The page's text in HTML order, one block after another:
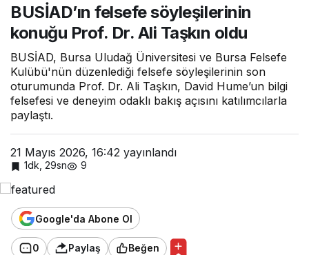
Prof. Dr.
Ali
Taşkın
oldu
BUSİAD’ın felsefe söyleşilerinin
konuğu Prof. Dr. Ali Taşkın oldu
BUSİAD, Bursa Uludağ Üniversitesi ve Bursa Felsefe
Kulübü'nün düzenlediği felsefe söyleşilerinin son
oturumunda Prof. Dr. Ali Taşkın, David Hume’un bilgi
felsefesi ve deneyim odaklı bakış açısını katılımcılarla
paylaştı.
21 Mayıs 2026, 16:42 yayınlandı
1dk, 29sn 9
Google'da Abone Ol
0 Paylaş Beğen